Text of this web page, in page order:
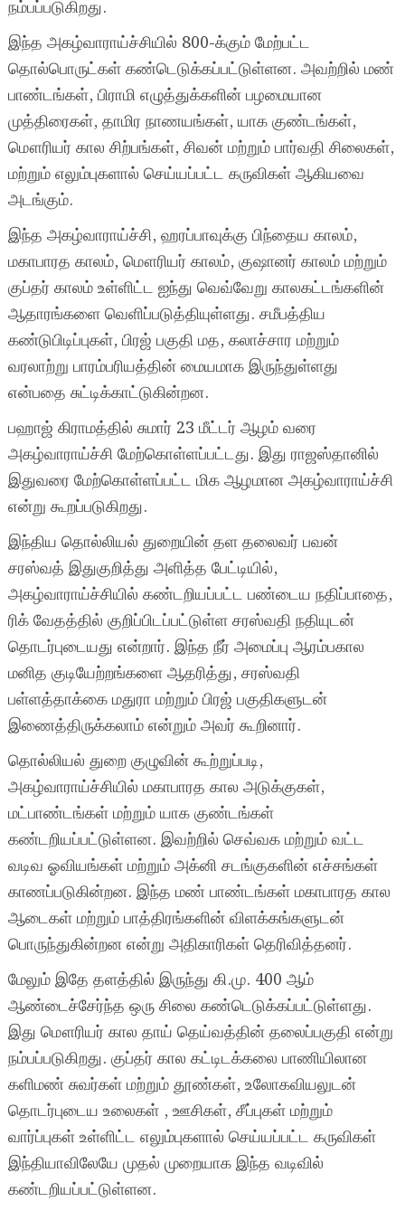
நம்பப்படுகிறது.
இந்த அகழ்வாராய்ச்சியில் 800-க்கும் மேற்பட்ட
தொல்பொருட்கள் கண்டெடுக்கப்பட்டுள்ளன. அவற்றில் மண்
பாண்டங்கள், பிராமி எழுத்துக்களின் பழமையான
முத்திரைகள், தாமிர நாணயங்கள், யாக குண்டங்கள்,
மௌரியர் கால சிற்பங்கள், சிவன் மற்றும் பார்வதி சிலைகள்,
மற்றும் எலும்புகளால் செய்யப்பட்ட கருவிகள் ஆகியவை
அடங்கும்.
இந்த அகழ்வாராய்ச்சி, ஹரப்பாவுக்கு பிந்தைய காலம்,
மகாபாரத காலம், மௌரியர் காலம், குஷானர் காலம் மற்றும்
குப்தர் காலம் உள்ளிட்ட ஐந்து வெவ்வேறு காலகட்டங்களின்
ஆதாரங்களை வெளிப்படுத்தியுள்ளது. சமீபத்திய
கண்டுபிடிப்புகள், பிரஜ் பகுதி மத, கலாச்சார மற்றும்
வரலாற்று பாரம்பரியத்தின் மையமாக இருந்துள்ளது
என்பதை சுட்டிக்காட்டுகின்றன.
பஹாஜ் கிராமத்தில் சுமார் 23 மீட்டர் ஆழம் வரை
அகழ்வாராய்ச்சி மேற்கொள்ளப்பட்டது. இது ராஜஸ்தானில்
இதுவரை மேற்கொள்ளப்பட்ட மிக ஆழமான அகழ்வாராய்ச்சி
என்று கூறப்படுகிறது.
இந்திய தொல்லியல் துறையின் தள தலைவர் பவன்
சரஸ்வத் இதுகுறித்து அளித்த பேட்டியில்,
அகழ்வாராய்ச்சியில் கண்டறியப்பட்ட பண்டைய நதிப்பாதை,
ரிக் வேதத்தில் குறிப்பிடப்பட்டுள்ள சரஸ்வதி நதியுடன்
தொடர்புடையது என்றார். இந்த நீர் அமைப்பு ஆரம்பகால
மனித குடியேற்றங்களை ஆதரித்து, சரஸ்வதி
பள்ளத்தாக்கை மதுரா மற்றும் பிரஜ் பகுதிகளுடன்
இணைத்திருக்கலாம் என்றும் அவர் கூறினார்.
தொல்லியல் துறை குழுவின் கூற்றுப்படி,
அகழ்வாராய்ச்சியில் மகாபாரத கால அடுக்குகள்,
மட்பாண்டங்கள் மற்றும் யாக குண்டங்கள்
கண்டறியப்பட்டுள்ளன. இவற்றில் செவ்வக மற்றும் வட்ட
வடிவ ஓவியங்கள் மற்றும் அக்னி சடங்குகளின் எச்சங்கள்
காணப்படுகின்றன. இந்த மண் பாண்டங்கள் மகாபாரத கால
ஆடைகள் மற்றும் பாத்திரங்களின் விளக்கங்களுடன்
பொருந்துகின்றன என்று அதிகாரிகள் தெரிவித்தனர்.
மேலும் இதே தளத்தில் இருந்து கி.மு. 400 ஆம்
ஆண்டைச்சேர்ந்த ஒரு சிலை கண்டெடுக்கப்பட்டுள்ளது.
இது மௌரியர் கால தாய் தெய்வத்தின் தலைப்பகுதி என்று
நம்பப்படுகிறது. குப்தர் கால கட்டிடக்கலை பாணியிலான
களிமண் சுவர்கள் மற்றும் தூண்கள், உலோகவியலுடன்
தொடர்புடைய உலைகள் , ஊசிகள், சீப்புகள் மற்றும்
வார்ப்புகள் உள்ளிட்ட எலும்புகளால் செய்யப்பட்ட கருவிகள்
இந்தியாவிலேயே முதல் முறையாக இந்த வடிவில்
கண்டறியப்பட்டுள்ளன.